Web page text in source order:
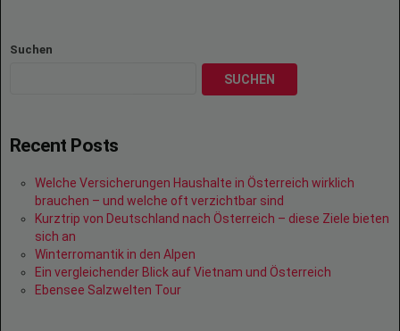
Suchen
SUCHEN
Recent Posts
Welche Versicherungen Haushalte in Österreich wirklich
brauchen – und welche oft verzichtbar sind
Kurztrip von Deutschland nach Österreich – diese Ziele bieten
sich an
Winterromantik in den Alpen
Ein vergleichender Blick auf Vietnam und Österreich
Ebensee Salzwelten Tour